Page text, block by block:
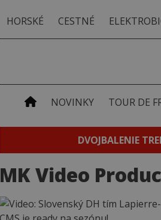
HORSKÉ CESTNÉ
NOVINKY TOUR DE
DVOJBALENIE
MK Video